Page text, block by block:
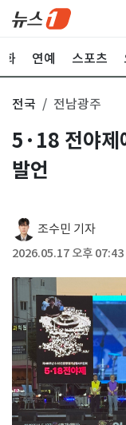
화 연예 스포츠
전국 전남광주
5·18 전야제
발언
조수민 기자
2026.05.17 오후 07:43